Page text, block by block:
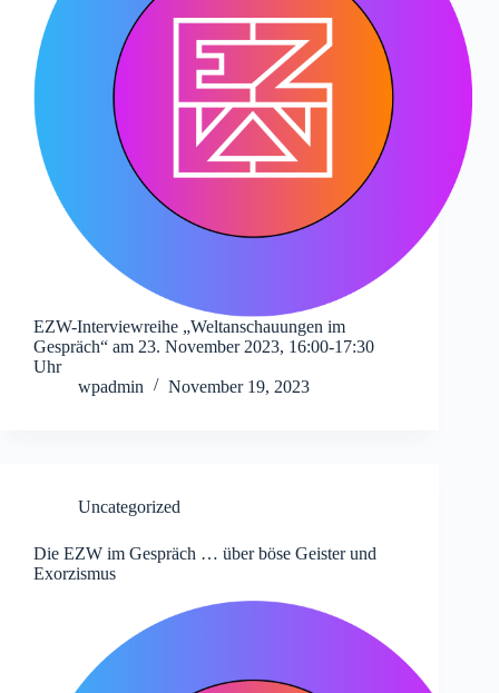
EZW-Interviewreihe „Weltanschauungen im
Gespräch“ am 23. November 2023, 16:00-17:30
Uhr
wpadmin
November 19, 2023
Uncategorized
Die EZW im Gespräch … über böse Geister und
Exorzismus